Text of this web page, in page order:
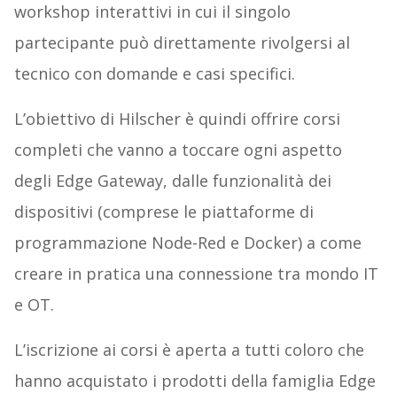
workshop interattivi in cui il singolo
partecipante può direttamente rivolgersi al
tecnico con domande e casi specifici.
L’obiettivo di Hilscher è quindi offrire corsi
completi che vanno a toccare ogni aspetto
degli Edge Gateway, dalle funzionalità dei
dispositivi (comprese le piattaforme di
programmazione Node-Red e Docker) a come
creare in pratica una connessione tra mondo IT
e OT.
L’iscrizione ai corsi è aperta a tutti coloro che
hanno acquistato i prodotti della famiglia Edge